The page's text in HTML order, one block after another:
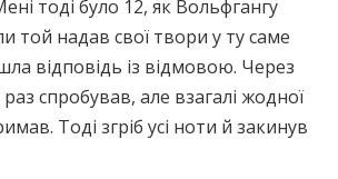
тоді було 12, як Вольфгангу
той надав свої твори у ту саме
відповідь із відмовою. Через
спробував, але взагалі жодної
Тоді згріб усі ноти й закинув